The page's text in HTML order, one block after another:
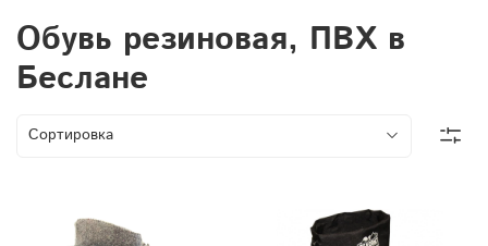
Обувь резиновая, ПВХ в
Беслане